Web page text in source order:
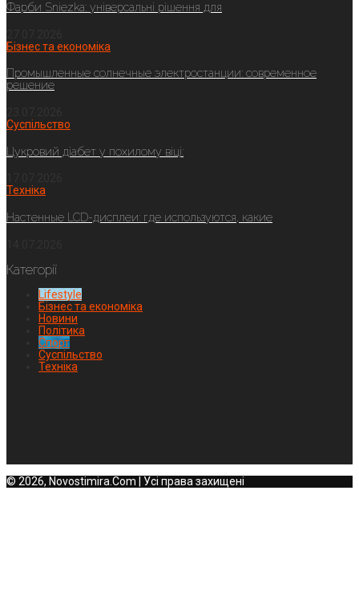
Фарби Sniezka: універсальні рішення для
Бізнес та економіка
Промышленные солнечные электростанции: современное
решение
Суспільство
Цукровий діабет у похилому віці:
Техніка
Настенные LCD-дисплеи: где используются, какие
Категорії
Lifestyle
Бізнес та економіка
Новини
Політика
Спорт
Суспільство
Техніка
© 2026, Novostimira.Com | Усі права захищені